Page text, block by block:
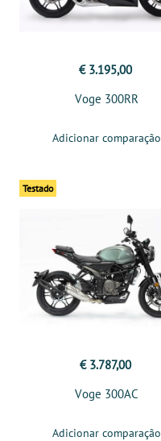
€ 3.195,00
Voge 300RR
Adicionar comparação
Testado
€ 3.787,00
Voge 300AC
Adicionar comparação